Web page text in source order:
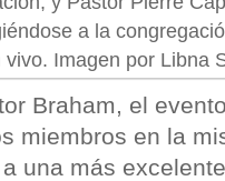
a la
Imagen por Libna
Braham, el
miembros en la
una más